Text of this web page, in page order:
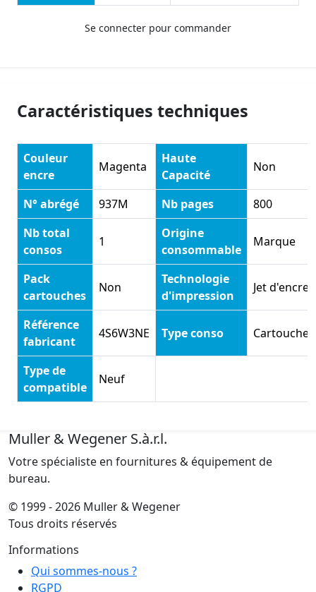
Se connecter pour commander
Caractéristiques techniques
Couleur
encre
Magenta
Haute
Capacité
Non
N° abrégé 937M Nb pages
800
Nb total
consos
1
Origine
consommable
Marque
Pack
cartouches
Non
Technologie
d'impression
Jet d'encre
Référence
fabricant
4S6W3NE Type conso Cartouche
Type de
compatible
Neuf
Muller & Wegener S.à.r.l.
Votre spécialiste en fournitures & équipement de
bureau.
© 1999 - 2026 Muller & Wegener
Tous droits réservés
Informations
Qui sommes-nous ?
RGPD